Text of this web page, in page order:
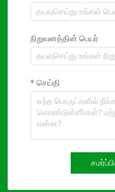
நிறுவனத்தின் பெயர்
செய்தி